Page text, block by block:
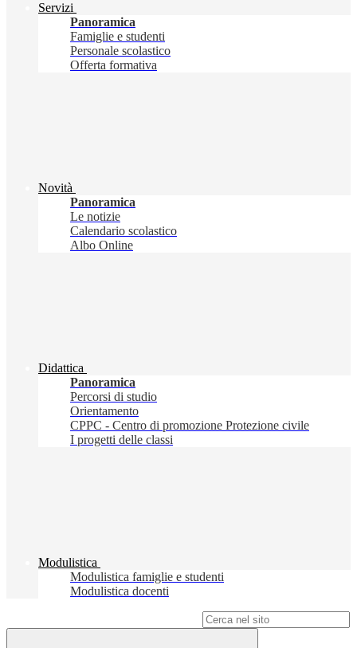
Servizi
Panoramica
Famiglie e studenti
Personale scolastico
Offerta formativa
Novità
Panoramica
Le notizie
Calendario scolastico
Albo Online
Didattica
Panoramica
Percorsi di studio
Orientamento
CPPC - Centro di promozione Protezione civile
I progetti delle classi
Modulistica
Modulistica famiglie e studenti
Modulistica docenti